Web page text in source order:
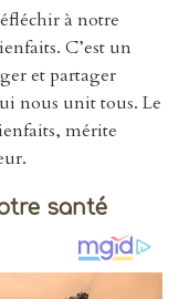
à notre
C’est un
et partager
nous unit tous. Le
mérite
santé